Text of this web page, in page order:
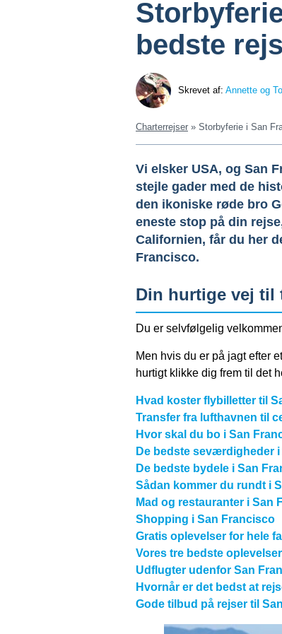
bedste
Skrevet af: Annette og
Charterrejser » Storbyferie i San
Vi elsker USA, og San
stejle gader med de
den ikoniske røde bro
eneste stop på din
Californien, får du her
Francisco.
Din hurtige vej til
Du er selvfølgelig
Men hvis du er på jagt efter
hurtigt klikke dig frem til det
Hvad koster flybilletter til
Transfer fra lufthavnen til
Hvor skal du bo i San
De bedste seværdigheder
De bedste bydele i San
Sådan kommer du rundt i
Mad og restauranter i San
Shopping i San Francisco
Gratis oplevelser for hele
Vores tre bedste
Udflugter udenfor San
Hvornår er det bedst at
Gode tilbud på rejser til